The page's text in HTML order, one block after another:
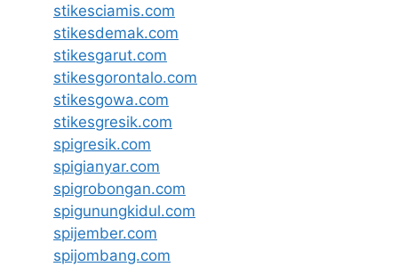
stikesciamis.com
stikesdemak.com
stikesgarut.com
stikesgorontalo.com
stikesgowa.com
stikesgresik.com
spigresik.com
spigianyar.com
spigrobongan.com
spigunungkidul.com
spijember.com
spijombang.com